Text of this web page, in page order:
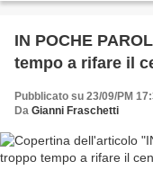
IN POCHE
tempo a rifare il
Pubblicato su 23/09/PM
Da Gianni Fraschetti